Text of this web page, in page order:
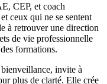
CEP, et coach
ceux qui ne se sentent
à retrouver une direction
de vie professionnelle
formations.
invite à
plus de clarté. Elle crée